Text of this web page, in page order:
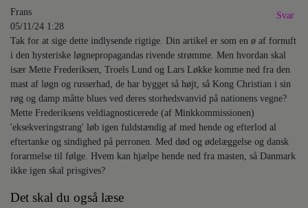
Frans
05/11/24 1:28
Tak for at sige dette indlysende rigtige. Din artikel er som en ø af fornuft
i den hysteriske løgnepropagandas rivende strømme. Men hvordan skal
især Mette Frederiksen, Troels Lund og Lars Løkke komme ned fra den
mast af løgn og russerhad, de har bygget så højt, så Kong Christian i sin
røg og damp måtte blues ved deres storhedsvanvid på nationens vegne?
Mette Frederiksens veldiagnosticerede (af Minkkommissionen)
'eksekveringstrang' løb igen fuldstændig af med hende og efterlod al
eftertanke og sindighed på perronen. Med død og ødelæggelse og dansk
forarmelse til følge. Hvem kan hjælpe hende ned fra masten, så Danmark
ikke igen skal prisgives?
Svar
Det skal du også læse